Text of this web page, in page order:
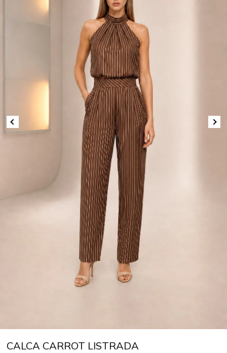
CALCA CARROT LISTRADA